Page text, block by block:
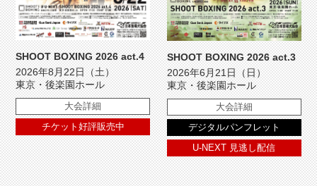
SHOOT BOXING 2026 act.4
2026年8月22日（土）
東京・後楽園ホール
大会詳細
チケット好評販売中
SHOOT BOXING 2026 act.3
2026年6月21日（日）
東京・後楽園ホール
大会詳細
デジタルパンフレット
U-NEXT 見逃し配信